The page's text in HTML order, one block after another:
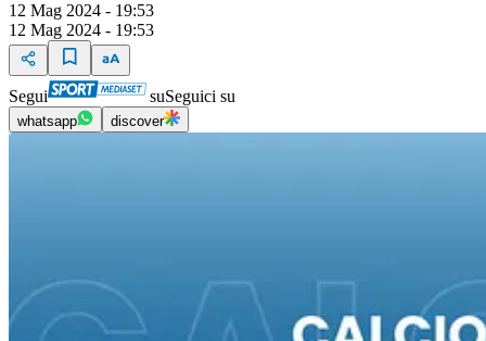
12 Mag 2024 - 19:53
12 Mag 2024 - 19:53
Segui suSeguici su
whatsapp discover